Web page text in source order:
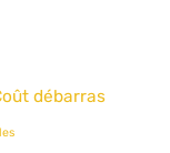
débarras